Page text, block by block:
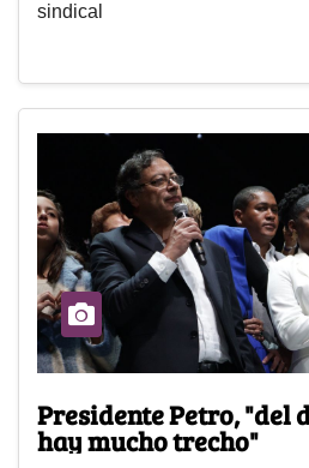
sindical
Presidente Petro, "del
hay mucho trecho"